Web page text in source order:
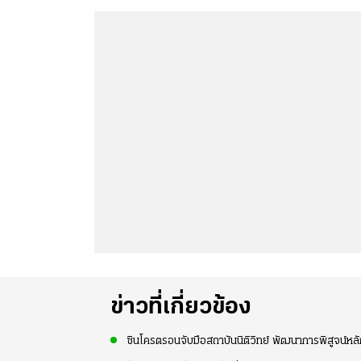
ข่าวที่เกี่ยวข้อง
ซินโครตรอนจับมือสถาบันนิติวิทย์ พัฒนาการพิสูจน์หลั